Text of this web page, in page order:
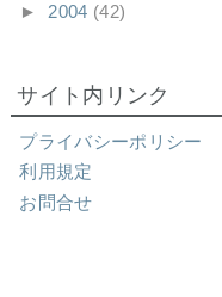
► 2004 (42)
サイト内リンク
プライバシーポリシー
利用規定
お問合せ